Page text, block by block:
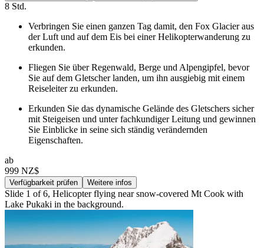
8 Std.
Verbringen Sie einen ganzen Tag damit, den Fox Glacier aus
der Luft und auf dem Eis bei einer Helikopterwanderung zu
erkunden.
Fliegen Sie über Regenwald, Berge und Alpengipfel, bevor
Sie auf dem Gletscher landen, um ihn ausgiebig mit einem
Reiseleiter zu erkunden.
Erkunden Sie das dynamische Gelände des Gletschers sicher
mit Steigeisen und unter fachkundiger Leitung und gewinnen
Sie Einblicke in seine sich ständig verändernden
Eigenschaften.
ab
999 NZ$
Verfügbarkeit prüfen Weitere infos
Slide 1 of 6, Helicopter flying near snow-covered Mt Cook with
Lake Pukaki in the background.